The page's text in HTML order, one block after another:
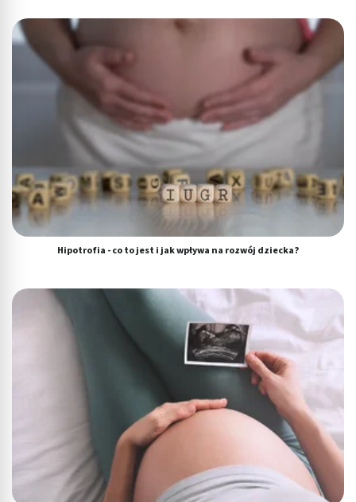
Hipotrofia - co to jest i jak wpływa na rozwój dziecka?